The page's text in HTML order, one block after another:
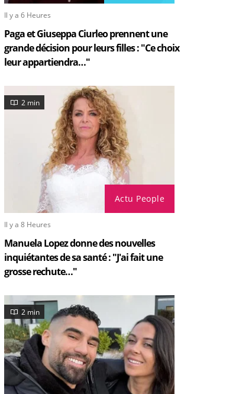
Il y a 6 Heures
Paga et Giuseppa Ciurleo prennent une
grande décision pour leurs filles : "Ce choix
leur appartiendra…"
Actu People
2 min
Il y a 8 Heures
Manuela Lopez donne des nouvelles
inquiétantes de sa santé : "J'ai fait une
grosse rechute…"
2 min